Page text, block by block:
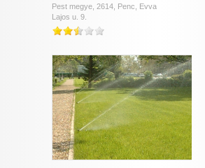
Pest megye, 2614, Penc, Evva
Lajos u. 9.